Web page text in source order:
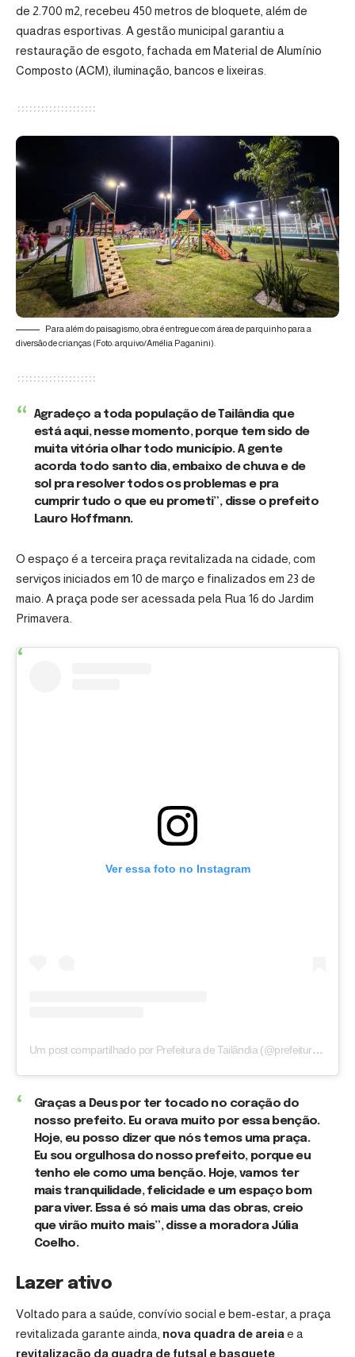
de 2.700 m2, recebeu 450 metros de bloquete, além de
quadras esportivas. A gestão municipal garantiu a
restauração de esgoto, fachada em Material de Alumínio
Composto (ACM), iluminação, bancos e lixeiras.
Para além do paisagismo, obra é entregue com área de parquinho para a
diversão de crianças (Foto: arquivo/Amélia Paganini).
Agradeço a toda população de Tailândia que
está aqui, nesse momento, porque tem sido de
muita vitória olhar todo município. A gente
acorda todo santo dia, embaixo de chuva e de
sol pra resolver todos os problemas e pra
cumprir tudo o que eu prometi”, disse o prefeito
Lauro Hoffmann.
O espaço é a terceira praça revitalizada na cidade, com
serviços iniciados em 10 de março e finalizados em 23 de
maio. A praça pode ser acessada pela Rua 16 do Jardim
Primavera.
Ver essa foto no Instagram
Um post compartilhado por Prefeitura de Tailândia (@prefeituradetailandia)
Graças a Deus por ter tocado no coração do
nosso prefeito. Eu orava muito por essa benção.
Hoje, eu posso dizer que nós temos uma praça.
Eu sou orgulhosa do nosso prefeito, porque eu
tenho ele como uma benção. Hoje, vamos ter
mais tranquilidade, felicidade e um espaço bom
para viver. Essa é só mais uma das obras, creio
que virão muito mais”, disse a moradora Júlia
Coelho.
Lazer ativo
Voltado para a saúde, convívio social e bem-estar, a praça
revitalizada garante ainda, nova quadra de areiae a
revitalização da quadra de futsal e basquete